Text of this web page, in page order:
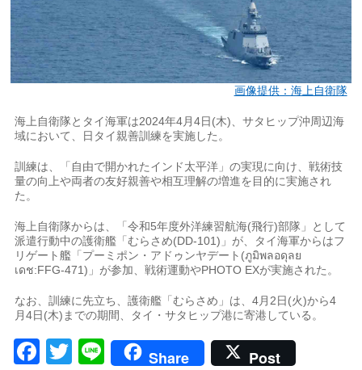
画像提供：海上自衛隊
海上自衛隊とタイ海軍は2024年4月4日(木)、サタヒップ沖周辺海
域において、日タイ親善訓練を実施した。
訓練は、「自由で開かれたインド太平洋」の実現に向け、戦術技
量の向上や両者の友好親善や相互理解の増進を目的に実施され
た。
海上自衛隊からは、「令和5年度外洋練習航海(飛行)部隊」として
派遣行動中の護衛艦「むらさめ(DD-101)」が、タイ海軍からはフ
リゲート艦「プーミポン・アドゥンヤデート(ภูมิพลอดุลย
เดช:FFG-471)」が参加、戦術運動やPHOTO EXが実施された。
なお、訓練に先立ち、護衛艦「むらさめ」は、4月2日(火)から4
月4日(木)までの期間、タイ・サタヒップ港に寄港している。
Facebook
Twitter
LineShare Post